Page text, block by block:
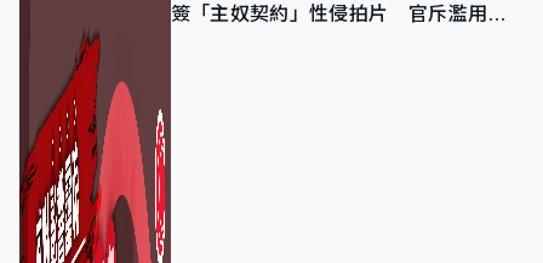
簽「主奴契約」性侵拍片 官斥濫用教